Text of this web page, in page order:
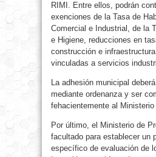
RIMI. Entre ellos, podrán
exenciones de la Tasa de
Comercial e Industrial, de la
e Higiene, reducciones en
construcción e
vinculadas a servicios
La adhesión municipal
mediante ordenanza y ser
fehacientemente al
Por último, el Ministerio de
facultado para establecer un
específico de evaluación de